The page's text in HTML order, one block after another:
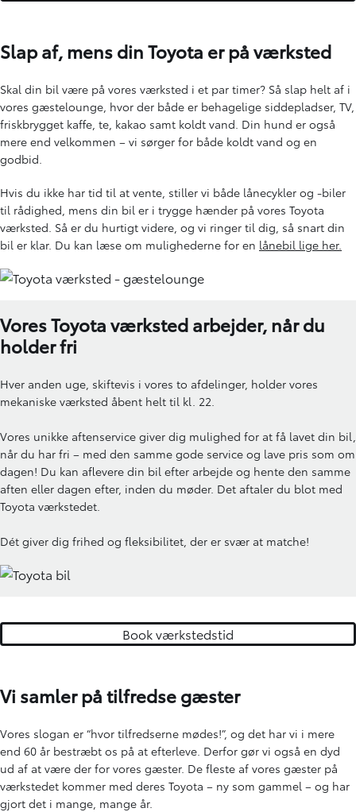
Slap af, mens din Toyota er på værksted
Skal din bil være på vores værksted i et par timer? Så slap helt af i
vores gæstelounge, hvor der både er behagelige siddepladser, TV,
friskbrygget kaffe, te, kakao samt koldt vand. Din hund er også
mere end velkommen – vi sørger for både koldt vand og en
godbid.
Hvis du ikke har tid til at vente, stiller vi både lånecykler og -biler
til rådighed, mens din bil er i trygge hænder på vores Toyota
værksted. Så er du hurtigt videre, og vi ringer til dig, så snart din
bil er klar. Du kan læse om mulighederne for en lånebil lige her.
Vores Toyota værksted arbejder, når du
holder fri
Hver anden uge, skiftevis i vores to afdelinger, holder vores
mekaniske værksted åbent helt til kl. 22.
Vores unikke aftenservice giver dig mulighed for at få lavet din bil,
når du har fri – med den samme gode service og lave pris som om
dagen! Du kan aflevere din bil efter arbejde og hente den samme
aften eller dagen efter, inden du møder. Det aftaler du blot med
Toyota værkstedet.
Dét giver dig frihed og fleksibilitet, der er svær at matche!
Book værkstedstid
Vi samler på tilfredse gæster
Vores slogan er “hvor tilfredserne mødes!”, og det har vi i mere
end 60 år bestræbt os på at efterleve. Derfor gør vi også en dyd
ud af at være der for vores gæster. De fleste af vores gæster på
værkstedet kommer med deres Toyota – ny som gammel – og har
gjort det i mange, mange år.